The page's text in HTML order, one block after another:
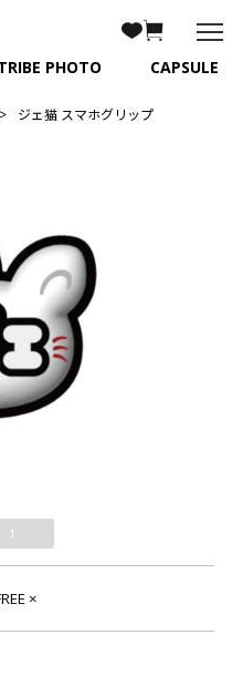
PHOTO CAPSULE
ジェ猫 スマホグリップ
1
×